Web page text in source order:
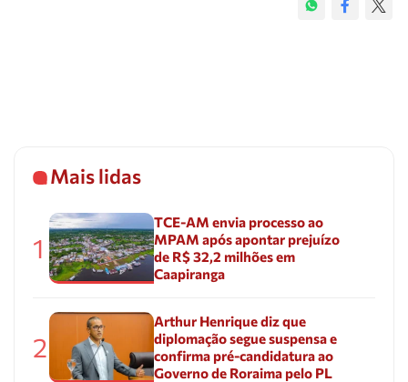
Mais lidas
1
TCE-AM envia processo ao
MPAM após apontar prejuízo
de R$ 32,2 milhões em
Caapiranga
2
Arthur Henrique diz que
diplomação segue suspensa e
confirma pré-candidatura ao
Governo de Roraima pelo PL